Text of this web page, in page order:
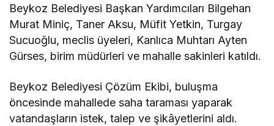
Beykoz Belediyesi Başkan Yardımcıları Bilgehan
Murat Miniç, Taner Aksu, Müfit Yetkin, Turgay
Sucuoğlu, meclis üyeleri, Kanlıca Muhtarı Ayten
Gürses, birim müdürleri ve mahalle sakinleri katıldı.
Beykoz Belediyesi Çözüm Ekibi, buluşma
öncesinde mahallede saha taraması yaparak
vatandaşların istek, talep ve şikâyetlerini aldı.